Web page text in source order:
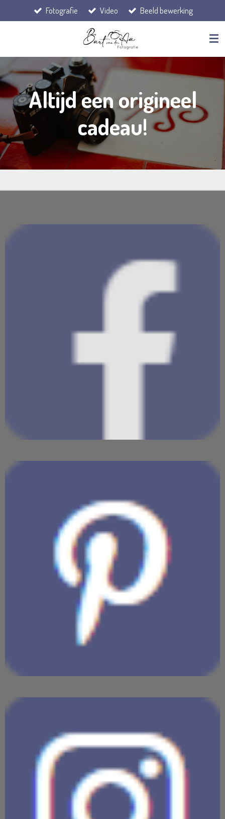
direct
Fotografie Video Beeld bewerking
Altijd een origineel
cadeau!